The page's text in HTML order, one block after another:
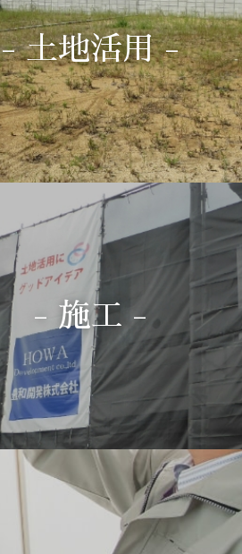
- 土地活用 -
- 施工 -